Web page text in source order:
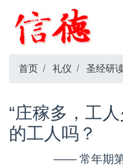
首页 礼仪 圣经研
“庄稼多，工
的工人吗？
—— 常年期第